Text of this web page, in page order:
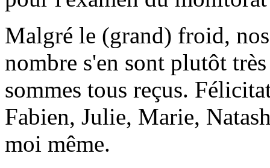
Malgré le (grand) froid,
nombre s'en sont plutôt
sommes tous reçus.
Fabien, Julie, Marie,
moi même.